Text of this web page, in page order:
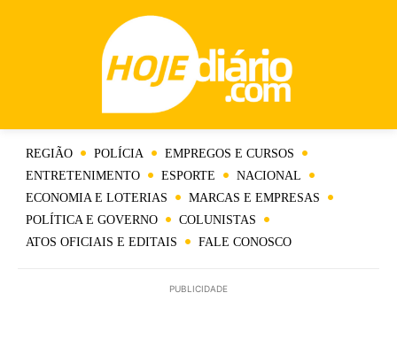
REGIÃO POLÍCIA
EMPREGOS E CURSOS
ENTRETENIMENTO
ESPORTE
NACIONAL
ECONOMIA E LOTERIAS
MARCAS E EMPRESAS
POLÍTICA E GOVERNO
COLUNISTAS
ATOS OFICIAIS E EDITAIS
FALE CONOSCO
PUBLICIDADE